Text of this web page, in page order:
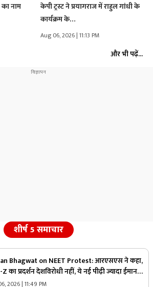
नाम
केपी ट्रस्ट ने प्रयागराज में राहुल गांधी के
कार्यक्रम के…
Aug 06, 2026 | 11:13 PM
और भी पढ़ें...
शीर्ष 5 समाचार
Bhagwat on NEET Protest: आरएसएस ने कहा,
का प्रदर्शन देशविरोधी नहीं, ये नई पीढ़ी ज्यादा ईमानदार
मोहन भागवत NEET प्रोटेस्ट पर और क्या कहा
2026 | 11:49 PM